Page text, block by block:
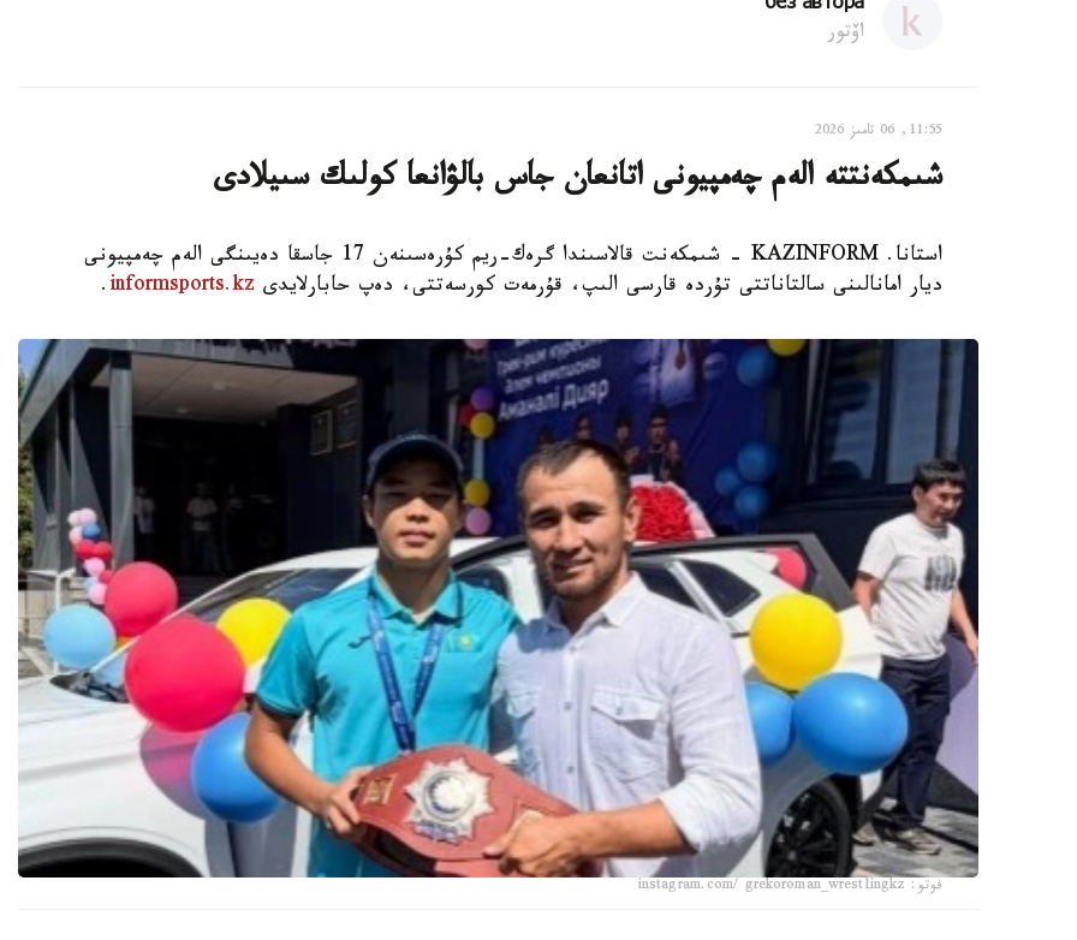
اۆتور
11:55, 06 تامىز 2026
شىمكەنتتە الەم چەمپيونى اتانعان جاس بالۋانعا كولىك سىيلادى
استانا. KAZINFORM - شىمكەنت قالاسىندا گرەك-ريم كۇرەسىنەن 17 جاسقا دەيىنگى الەم چەمپيونى
ديار امانالىنى سالتاناتتى تۇردە قارسى الىپ، قۇرمەت كورسەتتى، دەپ حابارلايدى informsports.kz
.
فوتو: instagram.com/ grekoroman_wrestlingkz